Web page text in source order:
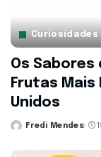
Curiosidades
Os Sabores
Frutas
Unidos
Posted
Fredi Mendes